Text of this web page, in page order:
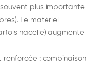
plus importante
Le matériel
nacelle) augmente
renforcée : combinaison